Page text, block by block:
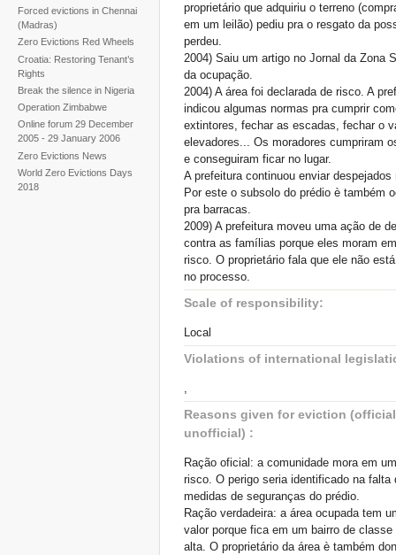
Forced evictions in Chennai
(Madras)
Zero Evictions Red Wheels
Croatia: Restoring Tenant’s
Rights
Break the silence in Nigeria
Operation Zimbabwe
Online forum 29 December
2005 - 29 January 2006
Zero Evictions News
World Zero Evictions Days
2018
proprietário que adquiriu o terreno
em um leilão) pediu pra o resgato da
perdeu.
2004) Saiu um artigo no Jornal da Zona
da ocupação.
2004) A área foi declarada de risco. A
indicou algumas normas pra cumprir
extintores, fechar as escadas, fechar o
elevadores... Os moradores cumpriram
e conseguiram ficar no lugar.
A prefeitura continuou enviar despejados
Por este o subsolo do prédio è também
pra barracas.
2009) A prefeitura moveu uma ação de
contra as famílias porque eles moram
risco. O proprietário fala que ele não
no processo.
Scale of responsibility:
Local
Violations of international
Reasons given for eviction
unofficial) :
Ração oficial: a comunidade mora em
risco. O perigo seria identificado na falta
medidas de seguranças do prédio.
Ração verdadeira: a área ocupada tem
valor porque fica em um bairro de classe
alta. O proprietário da área è também